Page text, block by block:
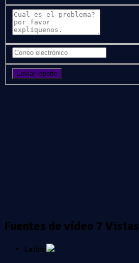
Fuentes de vídeo 7 Vistas
Latino